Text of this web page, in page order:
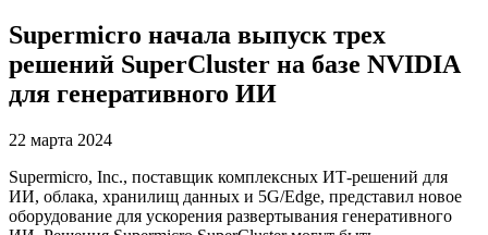
Supermicro начала выпуск трех
решений SuperCluster на базе NVIDIA
для генеративного ИИ
22 марта 2024
Supermicro, Inc., поставщик комплексных ИТ-решений для
ИИ, облака, хранилищ данных и 5G/Edge, представил новое
оборудование для ускорения развертывания генеративного